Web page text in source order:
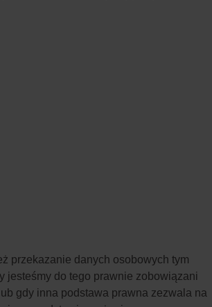
przekazanie danych osobowych tym
jesteśmy do tego prawnie zobowiązani
gdy inna podstawa prawna zezwala na